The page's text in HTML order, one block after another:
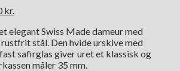
kr..
kr.
pris
er:
3,350.00 kr..
elegant Swiss Made dameur med
stål. Den hvide urskive med
safirglas giver uret et klassisk og
måler 35 mm.